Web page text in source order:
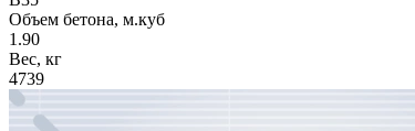
Объем бетона, м.куб
1.90
Вес, кг
4739